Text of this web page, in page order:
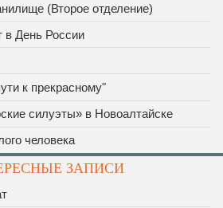
(Второе отделение)
в День России
к прекрасному"
силуэты» в Новоалтайске
человека
ЗАПИСИ